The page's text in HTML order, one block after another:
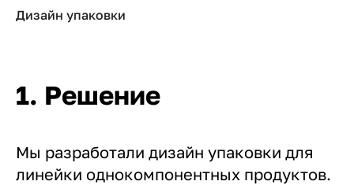
Дизайн упаковки
1. Решение
Мы разработали дизайн упаковки для
линейки однокомпонентных продуктов.